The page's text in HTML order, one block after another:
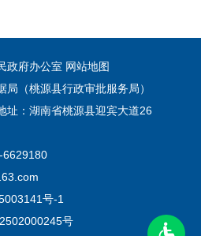
政府办公室 网站地图
（桃源县行政审批服务局）
址：湖南省桃源县迎宾大道26
6629180
号-1
号